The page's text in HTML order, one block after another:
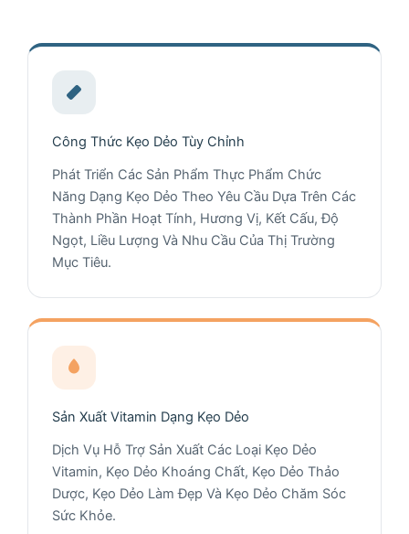
Công Thức Kẹo Dẻo Tùy Chỉnh
Phát Triển Các Sản Phẩm Thực Phẩm Chức
Năng Dạng Kẹo Dẻo Theo Yêu Cầu Dựa Trên Các
Thành Phần Hoạt Tính, Hương Vị, Kết Cấu, Độ
Ngọt, Liều Lượng Và Nhu Cầu Của Thị Trường
Mục Tiêu.
Sản Xuất Vitamin Dạng Kẹo Dẻo
Dịch Vụ Hỗ Trợ Sản Xuất Các Loại Kẹo Dẻo
Vitamin, Kẹo Dẻo Khoáng Chất, Kẹo Dẻo Thảo
Dược, Kẹo Dẻo Làm Đẹp Và Kẹo Dẻo Chăm Sóc
Sức Khỏe.